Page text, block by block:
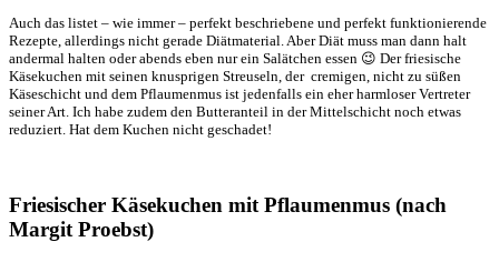
Auch das listet – wie immer – perfekt beschriebene und perfekt funktionierende
Rezepte, allerdings nicht gerade Diätmaterial. Aber Diät muss man dann halt
andermal halten oder abends eben nur ein Salätchen essen 😉 Der friesische
Käsekuchen mit seinen knusprigen Streuseln, der cremigen, nicht zu süßen
Käseschicht und dem Pflaumenmus ist jedenfalls ein eher harmloser Vertreter
seiner Art. Ich habe zudem den Butteranteil in der Mittelschicht noch etwas
reduziert. Hat dem Kuchen nicht geschadet!
Friesischer Käsekuchen mit Pflaumenmus (nach
Margit Proebst)